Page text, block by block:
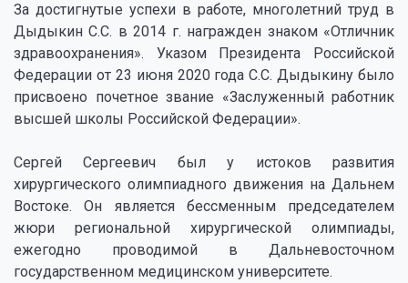
За достигнутые успехи в работе, многолетний труд в
Дыдыкин С.С. в 2014 г. награжден знаком «Отличник
здравоохранения». Указом Президента Российской
Федерации от 23 июня 2020 года С.С. Дыдыкину было
присвоено почетное звание «Заслуженный работник
высшей школы Российской Федерации».
Сергей Сергеевич был у истоков развития
хирургического олимпиадного движения на Дальнем
Востоке. Он является бессменным председателем
жюри региональной хирургической олимпиады,
ежегодно проводимой в Дальневосточном
государственном медицинском университете.